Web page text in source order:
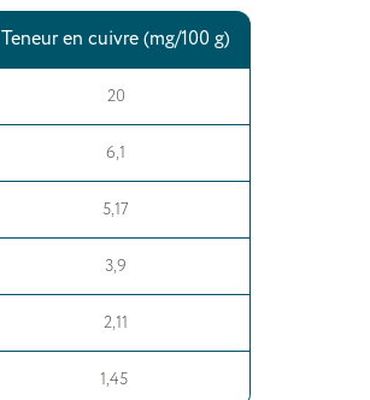
Teneur en cuivre (mg/100 g)
20
6,1
5,17
3,9
2,11
1,45